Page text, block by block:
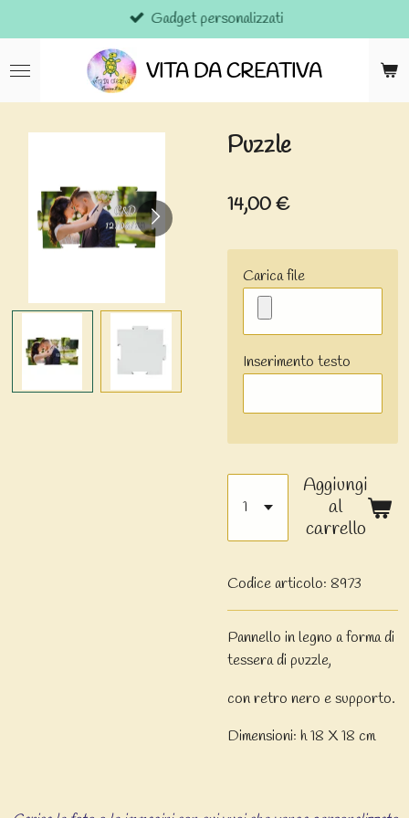
al
contenuto
VITA DA CREATIVA
Gadget personalizzati
Puzzle
14,00 €
Carica file
Inserimento testo
Aggiungi
al
carrello
Codice articolo: 8973
Pannello in legno a forma di
tessera di puzzle,
con retro nero e supporto.
Dimensioni: h 18 X 18 cm